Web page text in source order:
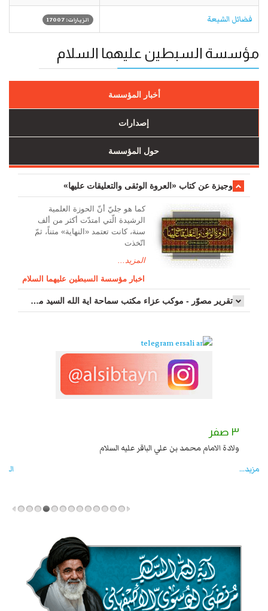
فضائل الشيعة الزيارات: 17007
مؤسسة السبطين عليهما السلام
أخبار المؤسسة
إصدارات
حول المؤسسة
وجیزة عن کتاب «العروة الوثقی والتعلیقات علیها»
کما هو جليّ أنّ الحوزة العلمیة
الرشیدة الّتي امتدّت أكثر من ألف
سنة، كانت تعتمد «النهاية» متناً، ثمّ
اتّخذت
المزيد...
اخبار مؤسسة السبطين عليهما السلام
تقرير مصوّر - موكب عزاء مکتب سماحة اية الله السيد مرتضى الموسوي الاصفهاني في يوم إستشهاد السيدة فاطم...
بنت الحسين عليه السلام